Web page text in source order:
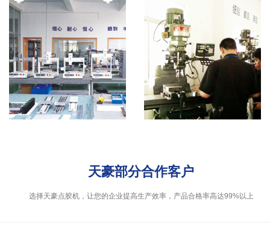
天豪部分合作客户
选择天豪点胶机，让您的企业提高生产效率，产品合格率高达99%以上